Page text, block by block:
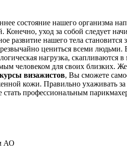
состояние нашего организма
Конечно, уход за собой следует
развитие нашего тела
цениться всеми
нагрузка,
человеком для своих
курсы визажистов, Вы сможете
кожи. Правильно ухаживать
профессиональным
АО